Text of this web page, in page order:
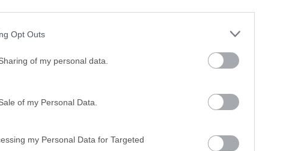
Opt Outs
of my personal data.
of my Personal Data.
my Personal Data for TargetedCapCut